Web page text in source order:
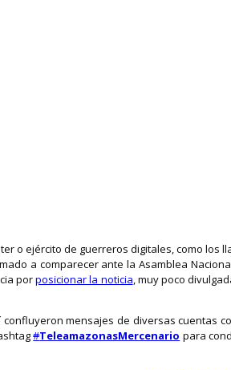
o ejército de guerreros digitales, como los
a comparecer ante la Asamblea
porposicionar la noticia, muy poco
confluyeron mensajes de diversas cuentas
#TeleamazonasMercenario para